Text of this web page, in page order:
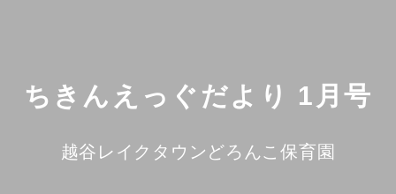
ちきんえっぐだより 1月号
越谷レイクタウンどろんこ保育園